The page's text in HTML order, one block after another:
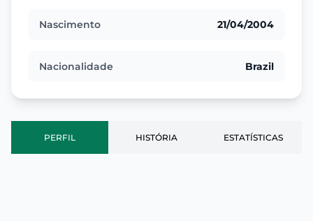
Nascimento 21/04/2004
Nacionalidade Brazil
PERFIL HISTÓRIA ESTATÍSTICAS